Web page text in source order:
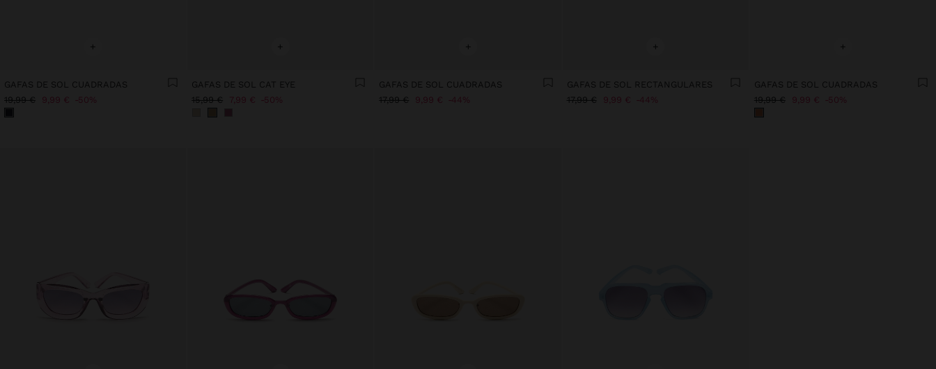
+
GAFAS DE SOL CUADRADAS
19,99 € 9,99 € 50%
+
GAFAS DE SOL CAT EYE
15,99 € 7,99 € 50%
+
GAFAS DE SOL CUADRADAS
17,99 € 9,99 € 44%
+
GAFAS DE SOL RECTANGULARES
17,99 € 9,99 € 44%
+
GAFAS DE SOL CUADRADAS
19,99 € 9,99 € 50%